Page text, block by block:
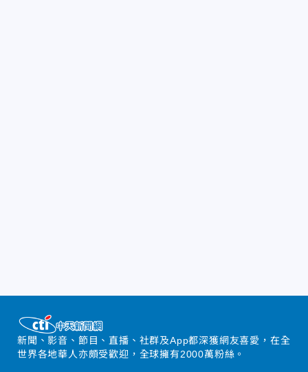
新聞、影音、節目、直播、社群及App都深獲網友喜愛，在全
世界各地華人亦頗受歡迎，全球擁有2000萬粉絲。